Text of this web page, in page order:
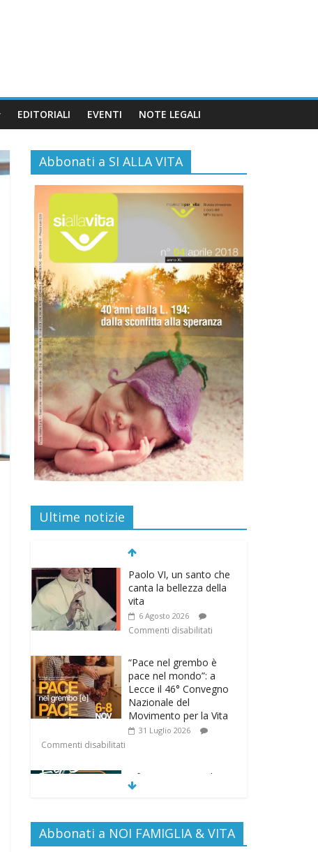
EDITORIALI EVENTI NOTE LEGALI
Abbonati a SI ALLA VITA
Ultime notizie
Paolo VI, un santo che
canta la bellezza della
vita
6 Agosto 2026
Commenti disabilitati
“Pace nel grembo è
pace nel mondo”: a
Lecce il 46° Convegno
Nazionale del
Movimento per la Vita
31 Luglio 2026
Commenti disabilitati
Life on air: in ascolto
per la vita
Commenti disabilitati
Abbonati a NOI FAMIGLIA & VITA